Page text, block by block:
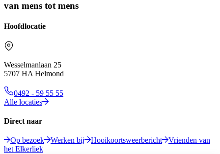
van mens tot mens
Hoofdlocatie
Wesselmanlaan 25
5707 HA Helmond
0492 - 59 55 55
Alle locaties
Direct naar
Op bezoek Werken bij Hooikoortsweerbericht
Vrienden van
het Elkerliek